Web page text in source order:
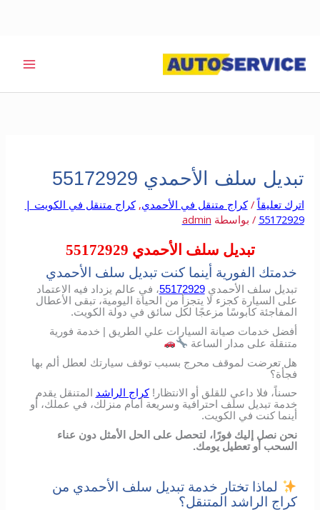
إلى
تبديل سلف الأحمدي 55172929
اترك تعليقاً /كراج متنقل في الأحمدي,كراج متنقل في الكويت |
55172929 / بواسطة admin
تبديل سلف الأحمدي 55172929
خدمتك الفورية أينما كنت تبديل سلف الأحمدي
تبديل سلف الأحمدي55172929، في عالم يزداد فيه الاعتماد
على السيارة كجزء لا يتجزأ من الحياة اليومية، تبقى الأعطال
المفاجئة كابوسًا مزعجًا لكل سائق في دولة الكويت.
أفضل خدمات صيانة السيارات علي الطريق | خدمة فورية
متنقلة على مدار الساعة
هل تعرضت لموقف محرج بسبب توقف سيارتك لعطل ألم بها
فجأة؟
حسناً، فلا داعي للقلق أو الانتظار!كراج الراشد المتنقل يقدم
خدمة تبديل سلف احترافية وسريعة أمام منزلك، في عملك، أو
أينما كنت في الكويت.
نحن نصل إليك فورًا، لتحصل على الحل الأمثل دون عناء
السحب أو تعطيل يومك.
لماذا تختار خدمة تبديل سلف الأحمدي من
كراج الراشد المتنقل؟